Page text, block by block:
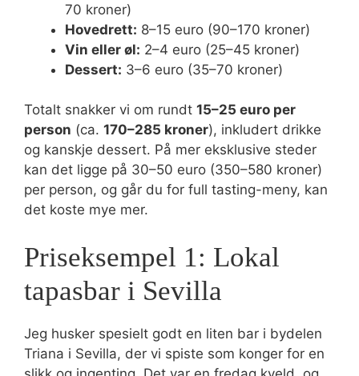
70 kroner)
Hovedrett: 8–15 euro (90–170 kroner)
Vin eller øl: 2–4 euro (25–45 kroner)
Dessert: 3–6 euro (35–70 kroner)
Totalt snakker vi om rundt 15–25 euro per
person (ca. 170–285 kroner), inkludert drikke
og kanskje dessert. På mer eksklusive steder
kan det ligge på 30–50 euro (350–580 kroner)
per person, og går du for full tasting-meny, kan
det koste mye mer.
Priseksempel 1: Lokal
tapasbar i Sevilla
Jeg husker spesielt godt en liten bar i bydelen
Triana i Sevilla, der vi spiste som konger for en